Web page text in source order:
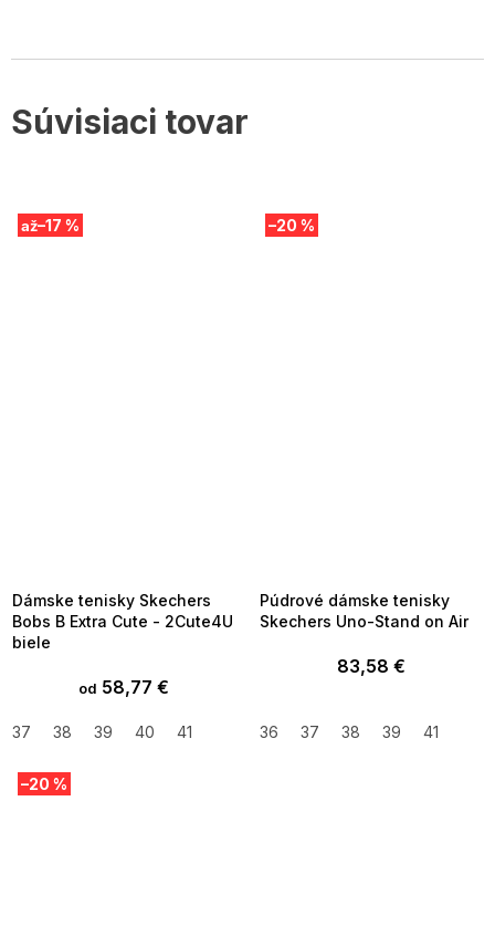
Súvisiaci tovar
až–17 %
Dámske tenisky Skechers
Bobs B Extra Cute - 2Cute4U
biele
od 58,77 €
37 38 39 40 41
–20 %
Púdrové dámske tenisky
Skechers Uno-Stand on Air
83,58 €
36 37 38 39 41
–20 %